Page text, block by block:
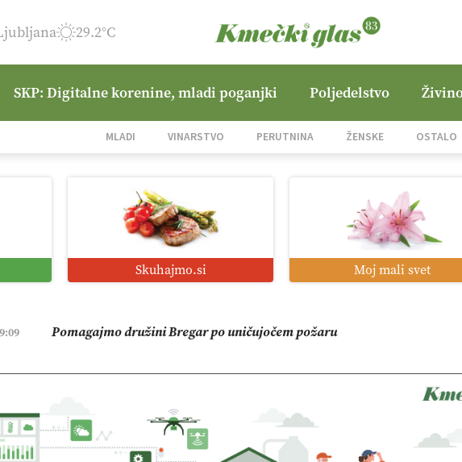
Ljubljana 29.2°C
SKP: Digitalne korenine, mladi poganjki Poljedelstvo
MLADI VINARSTVO PERUTNINA ŽENSKE OSTALO
Skuhajmo.si Moj mali svet
Kmetijski roboti: bo o njihovi prihodnosti odločala cena ali prednosti
Digitalizacija z GPS navigacijo in avtonomnimi sistemi
Pomagajmo družini Bregar po uničujočem požaru
Vročina in suša obremenjujeta evropsko kmetijstvo